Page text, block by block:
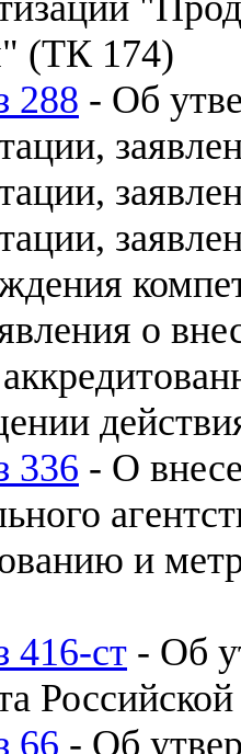
(ТК 174)
288 - Об
о
336 - О
и
416-ст - Об
66 - Об